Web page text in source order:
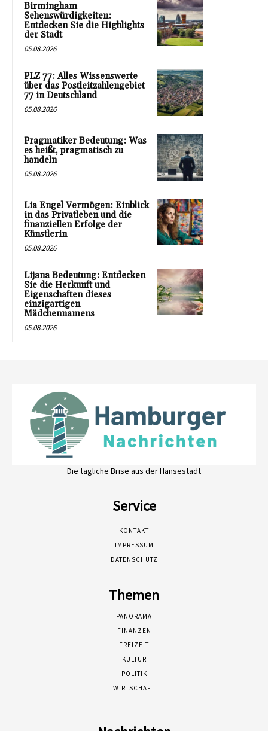
Birmingham
Sehenswürdigkeiten:
Entdecken Sie die Highlights
der Stadt
05.08.2026
PLZ 77: Alles Wissenswerte
über das Postleitzahlengebiet
77 in Deutschland
05.08.2026
Pragmatiker Bedeutung: Was
es heißt, pragmatisch zu
handeln
05.08.2026
Lia Engel Vermögen: Einblick
in das Privatleben und die
finanziellen Erfolge der
Künstlerin
05.08.2026
Lijana Bedeutung: Entdecken
Sie die Herkunft und
Eigenschaften dieses
einzigartigen
Mädchennamens
05.08.2026
Die tägliche Brise aus der Hansestadt
Service
KONTAKT
IMPRESSUM
DATENSCHUTZ
Themen
PANORAMA
FINANZEN
FREIZEIT
KULTUR
POLITIK
WIRTSCHAFT